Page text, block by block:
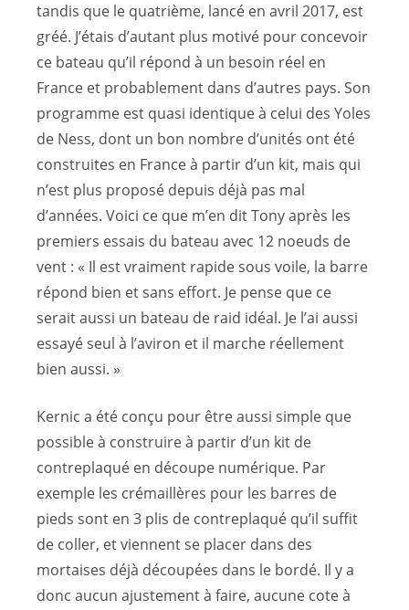
tandis que le quatrième, lancé en avril 2017, est
gréé. J’étais d’autant plus motivé pour concevoir
ce bateau qu’il répond à un besoin réel en
France et probablement dans d’autres pays. Son
programme est quasi identique à celui des Yoles
de Ness, dont un bon nombre d’unités ont été
construites en France à partir d’un kit, mais qui
n’est plus proposé depuis déjà pas mal
d’années. Voici ce que m’en dit Tony après les
premiers essais du bateau avec 12 noeuds de
vent : « Il est vraiment rapide sous voile, la barre
répond bien et sans effort. Je pense que ce
serait aussi un bateau de raid idéal. Je l’ai aussi
essayé seul à l’aviron et il marche réellement
bien aussi. »
Kernic a été conçu pour être aussi simple que
possible à construire à partir d’un kit de
contreplaqué en découpe numérique. Par
exemple les crémaillères pour les barres de
pieds sont en 3 plis de contreplaqué qu’il suffit
de coller, et viennent se placer dans des
mortaises déjà découpées dans le bordé. Il y a
donc aucun ajustement à faire, aucune cote à